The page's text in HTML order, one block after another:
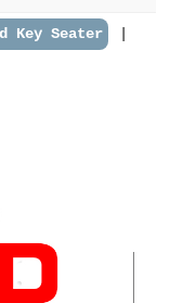
Key Seater